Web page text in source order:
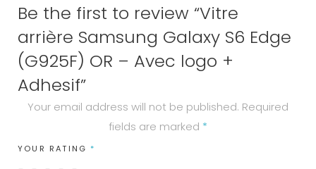
+
Adhesif
quantity
Be the first to review “Vitre
arrière Samsung Galaxy S6 Edge
(G925F) OR – Avec logo +
Adhesif”
Your email address will not be published. Required
fields are marked *
YOUR RATING *